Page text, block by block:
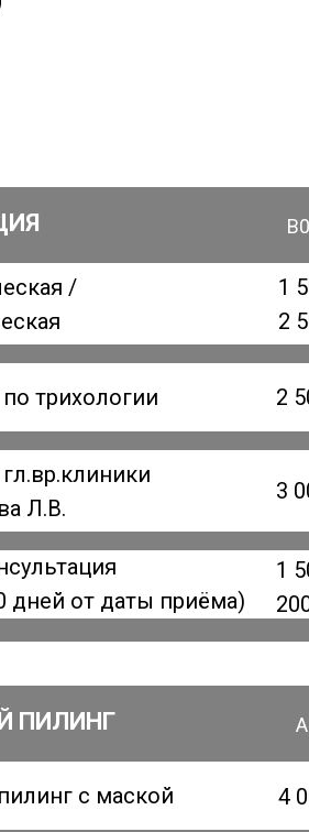
дней от даты приёма)
/
трихологии
Л.В.
1
2
3
1
ПИЛИНГ
с маской 4
2